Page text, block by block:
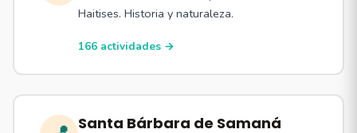
Haitises. Historia y naturaleza.
166 actividades →
Santa Bárbara de Samaná